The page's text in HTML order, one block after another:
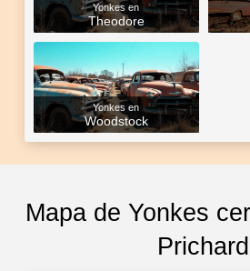
Yonkes en
Theodore
Yonkes en
Woodstock
Mapa de Yonkes
Prichard